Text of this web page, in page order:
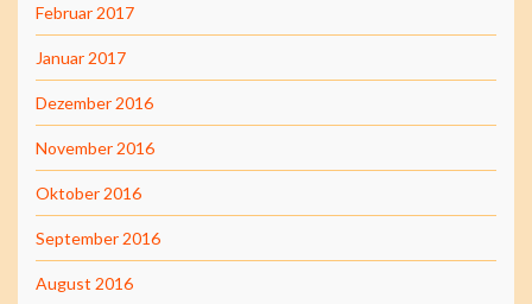
Februar 2017
Januar 2017
Dezember 2016
November 2016
Oktober 2016
September 2016
August 2016